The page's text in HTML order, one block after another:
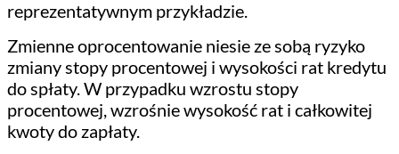
reprezentatywnym przykładzie.
Zmienne oprocentowanie niesie ze sobą ryzyko
zmiany stopy procentowej i wysokości rat kredytu
do spłaty. W przypadku wzrostu stopy
procentowej, wzrośnie wysokość rat i całkowitej
kwoty do zapłaty.